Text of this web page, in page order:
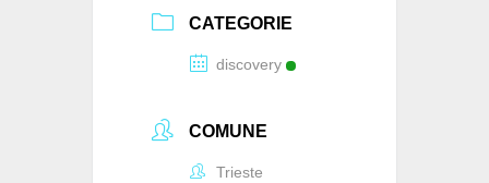
CATEGORIE
discovery
COMUNE
Trieste